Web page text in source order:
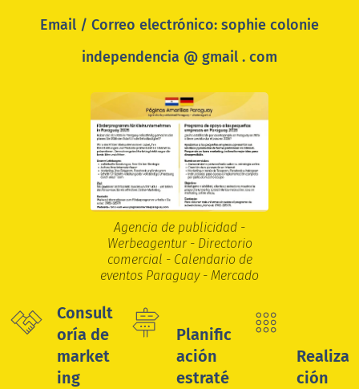
Email / Correo electrónico: sophie colonie
independencia @ gmail . com
Agencia de publicidad -
Werbeagentur - Directorio
comercial - Calendario de
eventos Paraguay - Mercado
Consult
oría de
market
ing
Planific
ación
estraté
Realiza
ción